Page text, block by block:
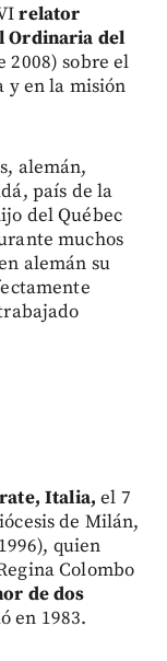
relator
Ordinaria del
2008) sobre el
y en la misión
alemán,
país de la
del Québec
muchos
alemán su
Italia,el 7
de Milán,
quien
Colombo
de dos
en 1983.